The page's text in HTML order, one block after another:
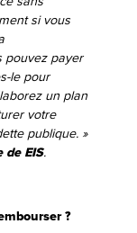
si vous
pouvez payer
le pour
un plan
votre
publique. »
EIS.
?